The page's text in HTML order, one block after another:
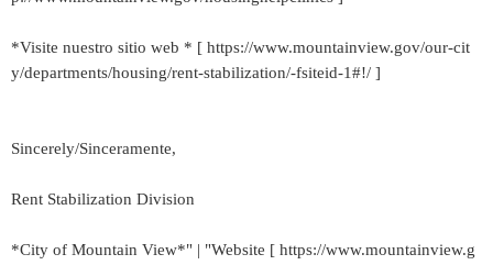
*Visite nuestro sitio web * [ https://www.mountainview.gov/our-cit
y/departments/housing/rent-stabilization/-fsiteid-1#!/ ]
Sincerely/Sinceramente,
Rent Stabilization Division
*City of Mountain View*" | "Website [ https://www.mountainview.g